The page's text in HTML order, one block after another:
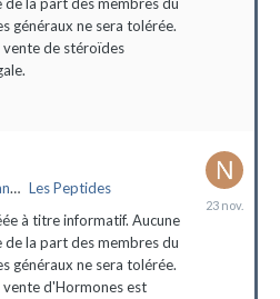
la part des membres du
généraux ne sera tolérée.
de stéroïdes
Hormone de Croissance (HGH) Les Peptides
à titre informatif. Aucune
la part des membres du
généraux ne sera tolérée.
d'Hormones est
23